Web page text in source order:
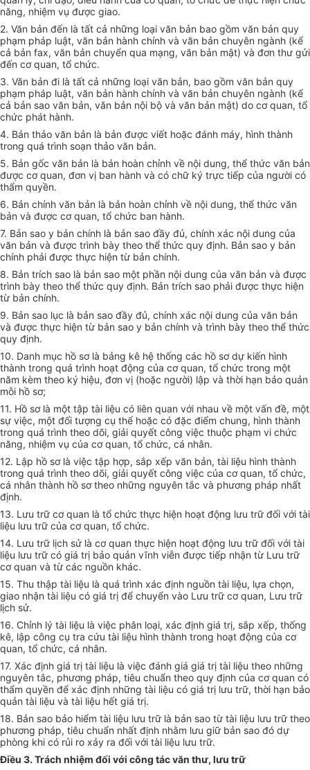
năng, nhiệm vụ được giao.
2. Văn bản đến là tất cả những loại văn bản bao gồm văn bản quy
phạm pháp luật, văn bản hành chính và văn bản chuyên ngành (kể
cả bản fax, văn bản chuyển qua mạng, văn bản mật) và đơn thư gửi
đến cơ quan, tổ chức.
3. Văn bản đi là tất cả những loại văn bản, bao gồm văn bản quy
phạm pháp luật, văn bản hành chính và văn bản chuyên ngành (kể
cả bản sao văn bản, văn bản nội bộ và văn bản mật) do cơ quan, tổ
chức phát hành.
4. Bản thảo văn bản là bản được viết hoặc đánh máy, hình thành
trong quá trình soạn thảo văn bản.
5. Bản gốc văn bản là bản hoàn chỉnh về nội dung, thể thức văn bản
được cơ quan, đơn vị ban hành và có chữ ký trực tiếp của người có
thẩm quyền.
6. Bản chính văn bản là bản hoàn chỉnh về nội dung, thể thức văn
bản và được cơ quan, tổ chức ban hành.
7. Bản sao y bản chính là bản sao đầy đủ, chính xác nội dung của
văn bản và được trình bày theo thể thức quy định. Bản sao y bản
chính phải được thực hiện từ bản chính.
8. Bản trích sao là bản sao một phần nội dung của văn bản và được
trình bày theo thể thức quy định. Bản trích sao phải được thực hiện
từ bản chính.
9. Bản sao lục là bản sao đầy đủ, chính xác nội dung của văn bản
và được thực hiện từ bản sao y bản chính và trình bày theo thể thức
quy định.
10. Danh mục hồ sơ là bảng kê hệ thống các hồ sơdự kiến hình
thành trong quá trình hoạt động của cơ quan, tổ chức trong một
năm kèm theo ký hiệu, đơn vị (hoặc người) lập và thời hạn bảo quản
mỗi hồ sơ;
11. Hồ sơ là một tập tài liệu có liên quan với nhau về một vấn đề, một
sự việc, một đối tượng cụ thể hoặc có đặc điểm chung, hình thành
trong quá trình theo dõi, giải quyết công việc thuộc phạm vi chức
năng, nhiệm vụ của cơ quan, tổ chức, cá nhân.
12. Lập hồ sơ là việc tập hợp, sắp xếp văn bản, tài liệu hình thành
trong quá trình theo dõi, giải quyết công việc của cơ quan, tổ chức,
cá nhân thành hồ sơ theo những nguyên tắc và phương pháp nhất
định.
13. Lưu trữ cơ quan là tổ chức thực hiện hoạt động lưu trữ đối với tài
liệu lưu trữ của cơ quan, tổ chức.
14. Lưu trữ lịch sử là cơ quan thực hiện hoạt động lưu trữ đối với tài
liệu lưu trữ có giá trị bảo quản vĩnh viễn được tiếp nhận từ Lưu trữ
cơquan và từ các nguồn khác.
15. Thu thập tài liệu là quá trình xác định nguồn tài liệu, lựa chọn,
giao nhận tài liệu có giá trị để chuyển vào Lưu trữ cơ quan, Lưu trữ
lịch sử.
16. Chỉnh lý tài liệu là việc phân loại, xác định giá trị, sắp xếp, thống
kê, lập công cụ tra cứu tài liệu hình thành trong hoạt động của cơ
quan, tổ chức, cá nhân.
17. Xác định giá trị tài liệu là việc đánh giá giá trị tài liệu theo những
nguyên tắc, phương pháp, tiêu chuẩn theo quy định của cơ quan có
thẩm quyền để xác định những tài liệu có giá trị lưu trữ, thời hạn bảo
quản tài liệu và tài liệu hết giá trị.
18. Bản sao bảo hiểm tài liệu lưu trữ là bản sao từ tài liệu lưu trữ theo
phương pháp, tiêu chuẩn nhất định nhằm lưu giữ bản sao đó dự
phòng khi có rủi ro xảy ra đối với tài liệu lưu trữ.
Điều 3. Trách nhiệm đối với công tác văn thư, lưu trữ